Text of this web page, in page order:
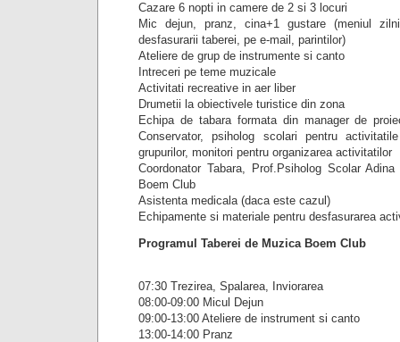
Cazare 6 nopti in camere de 2 si 3 locuri
Mic dejun, pranz, cina+1 gustare (meniul
desfasurarii taberei, pe e-mail, parintilor)
Ateliere de grup de instrumente si canto
Intreceri pe teme muzicale
Activitati recreative in aer liber
Drumetii la obiectivele turistice din zona
Echipa de tabara formata din manager de
Conservator, psiholog scolari pentru
grupurilor, monitori pentru organizarea activitatilor
Coordonator Tabara, Prof.Psiholog Scolar
Boem Club
Asistenta medicala (daca este cazul)
Echipamente si materiale pentru desfasurarea
Programul Taberei de Muzica Boem Club
07:30 Trezirea, Spalarea, Inviorarea
08:00-09:00 Micul Dejun
09:00-13:00 Ateliere de instrument si canto
13:00-14:00 Pranz